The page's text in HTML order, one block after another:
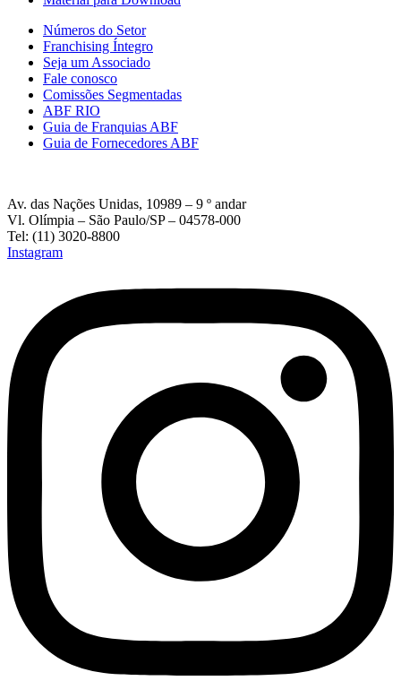
Números do Setor
Franchising Íntegro
Seja um Associado
Fale conosco
Comissões Segmentadas
ABF RIO
Guia de Franquias ABF
Guia de Fornecedores ABF
Av. das Nações Unidas, 10989 – 9 º andar
Vl. Olímpia – São Paulo/SP – 04578-000
Tel: (11) 3020-8800
Instagram